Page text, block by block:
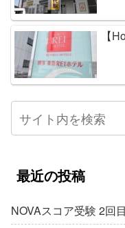
【
最近の投稿
NOVAスコア受験 2回目